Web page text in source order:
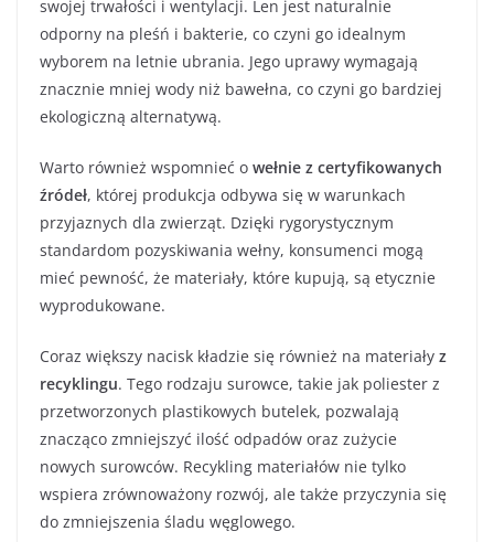
swojej trwałości i wentylacji. Len jest naturalnie
odporny na pleśń i bakterie, co czyni go idealnym
wyborem na letnie ubrania. Jego uprawy wymagają
znacznie mniej wody niż bawełna, co czyni go bardziej
ekologiczną alternatywą.
Warto również wspomnieć o wełnie z certyfikowanych
źródeł, której produkcja odbywa się w warunkach
przyjaznych dla zwierząt. Dzięki rygorystycznym
standardom pozyskiwania wełny, konsumenci mogą
mieć pewność, że materiały, które kupują, są etycznie
wyprodukowane.
Coraz większy nacisk kładzie się również na materiały z
recyklingu. Tego rodzaju surowce, takie jak poliester z
przetworzonych plastikowych butelek, pozwalają
znacząco zmniejszyć ilość odpadów oraz zużycie
nowych surowców. Recykling materiałów nie tylko
wspiera zrównoważony rozwój, ale także przyczynia się
do zmniejszenia śladu węglowego.